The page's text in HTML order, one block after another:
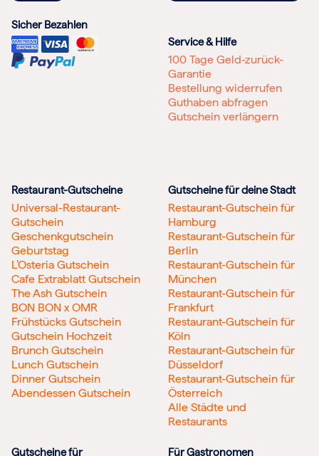
Sicher Bezahlen
Service & Hilfe
100 Tage Geld-zurück-
Garantie
Bestellung widerrufen
Guthaben abfragen
Gutschein verlängern
Restaurant-Gutscheine
Universal-Restaurant-
Gutschein
Geschenkgutschein
Geburtstag
L’Osteria Gutschein
Cafe Extrablatt Gutschein
The Ash Gutschein
BON BON x OMR
Frühstücks Gutschein
Gutschein Hochzeit
Brunch Gutschein
Lunch Gutschein
Dinner Gutschein
Abendessen Gutschein
Gutscheine für deine Stadt
Restaurant-Gutschein für
Hamburg
Restaurant-Gutschein für
Berlin
Restaurant-Gutschein für
München
Restaurant-Gutschein für
Frankfurt
Restaurant-Gutschein für
Köln
Restaurant-Gutschein für
Düsseldorf
Restaurant-Gutschein für
Österreich
Alle Städte und
Restaurants
Gutscheine für Für Gastronomen